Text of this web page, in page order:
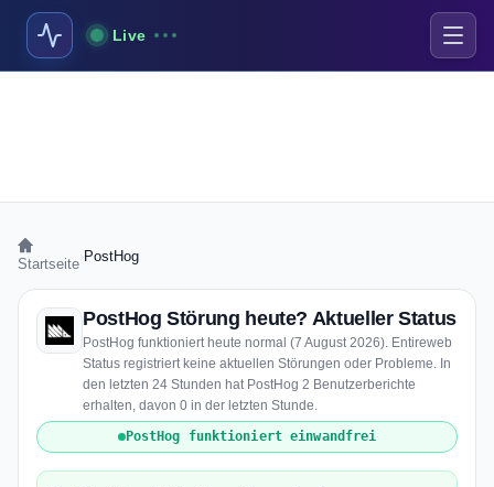
Live
Startseite PostHog
PostHog Störung heute? Aktueller Status
PostHog funktioniert heute normal (7 August 2026). Entireweb
Status registriert keine aktuellen Störungen oder Probleme. In
den letzten 24 Stunden hat PostHog 2 Benutzerberichte
erhalten, davon 0 in der letzten Stunde.
PostHog funktioniert einwandfrei